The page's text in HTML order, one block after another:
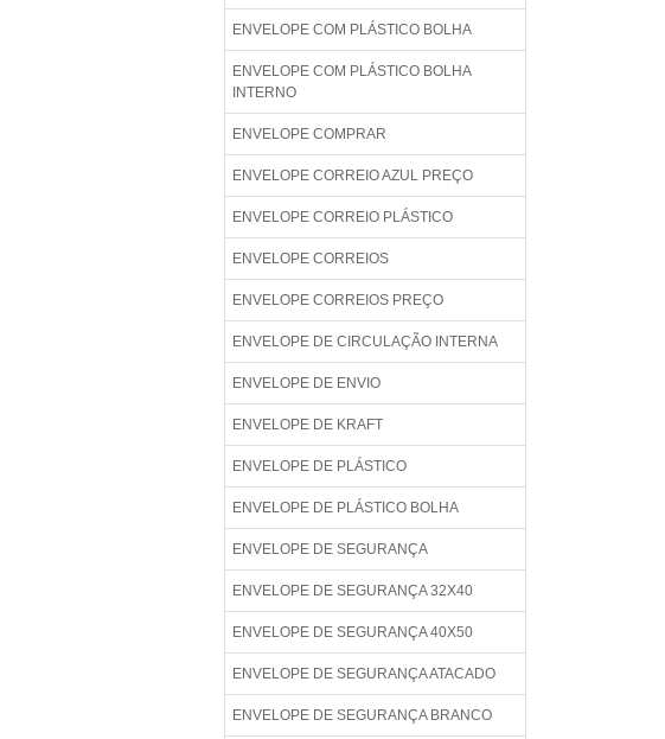
ENVELOPE COM PLÁSTICO BOLHA
ENVELOPE COM PLÁSTICO BOLHA
INTERNO
ENVELOPE COMPRAR
ENVELOPE CORREIO AZUL PREÇO
ENVELOPE CORREIO PLÁSTICO
ENVELOPE CORREIOS
ENVELOPE CORREIOS PREÇO
ENVELOPE DE CIRCULAÇÃO INTERNA
ENVELOPE DE ENVIO
ENVELOPE DE KRAFT
ENVELOPE DE PLÁSTICO
ENVELOPE DE PLÁSTICO BOLHA
ENVELOPE DE SEGURANÇA
ENVELOPE DE SEGURANÇA 32X40
ENVELOPE DE SEGURANÇA 40X50
ENVELOPE DE SEGURANÇA ATACADO
ENVELOPE DE SEGURANÇA BRANCO